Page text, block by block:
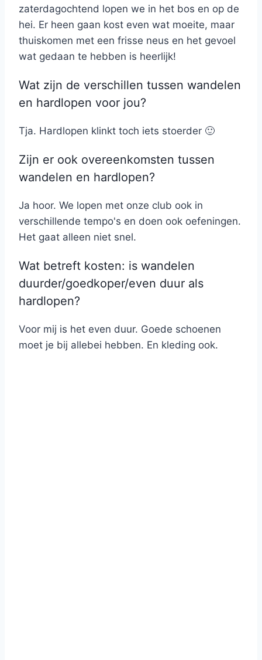
zaterdagochtend lopen we in het bos en op de
hei. Er heen gaan kost even wat moeite, maar
thuiskomen met een frisse neus en het gevoel
wat gedaan te hebben is heerlijk!
Wat zijn de verschillen tussen wandelen
en hardlopen voor jou?
Tja. Hardlopen klinkt toch iets stoerder 🙂
Zijn er ook overeenkomsten tussen
wandelen en hardlopen?
Ja hoor. We lopen met onze club ook in
verschillende tempo's en doen ook oefeningen.
Het gaat alleen niet snel.
Wat betreft kosten: is wandelen
duurder/goedkoper/even duur als
hardlopen?
Voor mij is het even duur. Goede schoenen
moet je bij allebei hebben. En kleding ook.